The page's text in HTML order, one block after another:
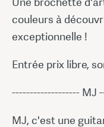
couleurs à
exceptionnelle !
Entrée prix libre,
------------------- MJ
MJ, c'est une